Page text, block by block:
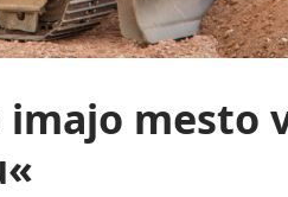
imajo mesto